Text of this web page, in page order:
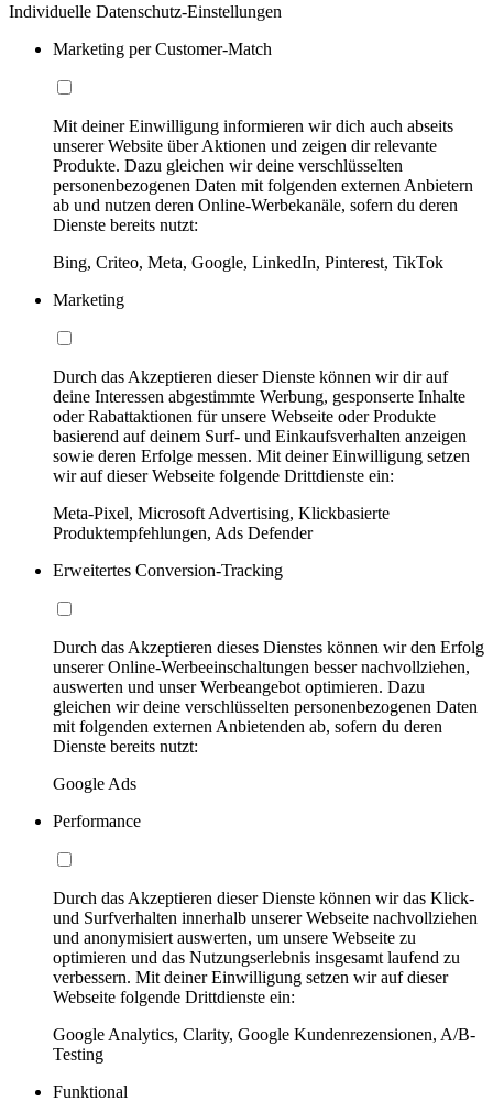
Individuelle Datenschutz-Einstellungen
Marketing per Customer-Match
Mit deiner Einwilligung informieren wir dich auch abseits
unserer Website über Aktionen und zeigen dir relevante
Produkte. Dazu gleichen wir deine verschlüsselten
personenbezogenen Daten mit folgenden externen Anbietern
ab und nutzen deren Online-Werbekanäle, sofern du deren
Dienste bereits nutzt:
Bing, Criteo, Meta, Google, LinkedIn, Pinterest, TikTok
Marketing
Durch das Akzeptieren dieser Dienste können wir dir auf
deine Interessen abgestimmte Werbung, gesponserte Inhalte
oder Rabattaktionen für unsere Webseite oder Produkte
basierend auf deinem Surf- und Einkaufsverhalten anzeigen
sowie deren Erfolge messen. Mit deiner Einwilligung setzen
wir auf dieser Webseite folgende Drittdienste ein:
Meta-Pixel, Microsoft Advertising, Klickbasierte
Produktempfehlungen, Ads Defender
Erweitertes Conversion-Tracking
Durch das Akzeptieren dieses Dienstes können wir den Erfolg
unserer Online-Werbeeinschaltungen besser nachvollziehen,
auswerten und unser Werbeangebot optimieren. Dazu
gleichen wir deine verschlüsselten personenbezogenen Daten
mit folgenden externen Anbietenden ab, sofern du deren
Dienste bereits nutzt:
Google Ads
Performance
Durch das Akzeptieren dieser Dienste können wir das Klick-
und Surfverhalten innerhalb unserer Webseite nachvollziehen
und anonymisiert auswerten, um unsere Webseite zu
optimieren und das Nutzungserlebnis insgesamt laufend zu
verbessern. Mit deiner Einwilligung setzen wir auf dieser
Webseite folgende Drittdienste ein:
Google Analytics, Clarity, Google Kundenrezensionen, A/B-
Testing
Funktional